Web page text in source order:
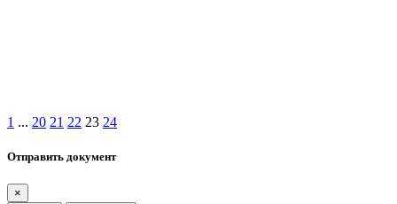
1 ... 20 21 22 23 24
Отправить документ
×